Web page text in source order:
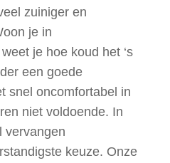
zuiniger en
je in
je hoe koud het ‘s
een goede
snel oncomfortabel in
niet voldoende. In
vervangen
keuze. Onze